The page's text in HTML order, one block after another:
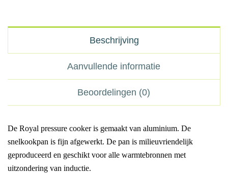
Beschrijving
Aanvullende informatie
Beoordelingen (0)
De Royal pressure cooker is gemaakt van aluminium. De
snelkookpan is fijn afgewerkt. De pan is milieuvriendelijk
geproduceerd en geschikt voor alle warmtebronnen met
uitzondering van inductie.